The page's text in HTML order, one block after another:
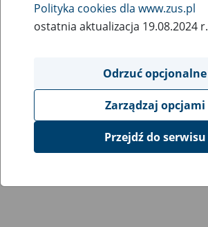
Polityka cookies dla www.zus.pl
ostatnia aktualizacja 19.08.2024 r.
Odrzuć opcjonalne
Zarządzaj opcjami
Przejdź do serwisu